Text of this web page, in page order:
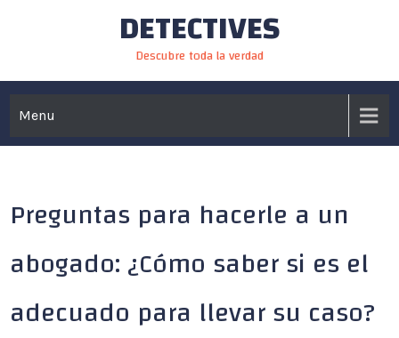
DETECTIVES
Descubre toda la verdad
Menu
Preguntas para hacerle a un
abogado: ¿Cómo saber si es el
adecuado para llevar su caso?